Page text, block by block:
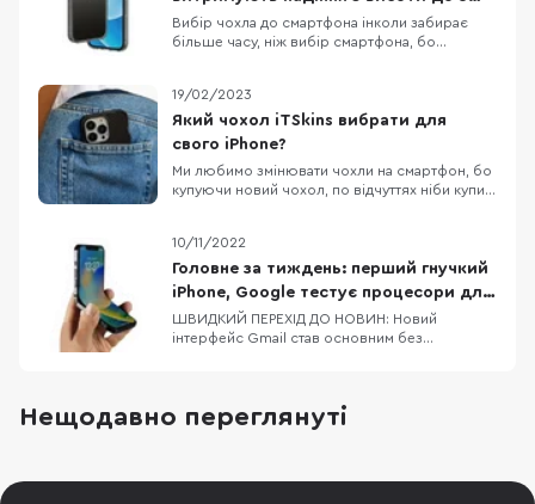
метрів
Вибір чохла до смартфона інколи забирає
більше часу, ніж вибір смартфона, бо
iPhone. Одна з компаній, яка давно себе
зарекомендувала як виробник якісних,
довговічних та красивих аксесуарів до iPhone
19/02/2023
Який чохол iTSkins вибрати для
свого iPhone?
Ми любимо змінювати чохли на смартфон, бо
купуючи новий чохол, по відчуттях ніби купив
неймовірно різноманітний. Дивитися картинки
чохлів на сайті звісно приємно, але краще
подивитись на них вживу, тому сьогодні
потестимо к
10/11/2022
Головне за тиждень: перший гнучкий
iPhone, Google тестує процесори для
Pixel 8/8 Pro, флагманський процесор
від MediaTek
ШВИДКИЙ ПЕРЕХІД ДО НОВИН: Новий
інтерфейс Gmail став основним без
Офіційні верифіковані акаунти в Twitter
отримають відмітку Official Apple планує
Нещодавно переглянуті